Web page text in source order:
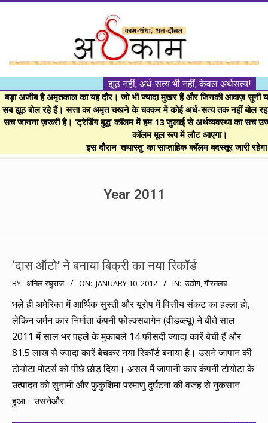
।।
अर्थकाम।।
BE
FINANCIALLY
झूठ नहीं, अर्ध-सत्य भी नहीं, केवल अर्थसत्य!
बड़ा अजीब है अमृतकाल का यह दौर। जो भी ज्यादा मुखर हैं और जिनकी आवाज़ सुनी
सब झूठ बोल रहे हैं। सत्ता का अमृत चखने के चक्कर में कोई अर्ध-सत्य तक नहीं बोल
सच जानना ज़रूरी है। ‘ट्रेडिंग बुद्ध’ कॉलम में हम 13 जुलाई से अर्थव्यवस्था का सच
कॉलम मूल रूप में लौट आएगा।
इस दौरान ‘तथास्तु’ का साप्ताहिक कॉलम बदस्तूर जारी
Year 2011
‘दास ऑटो’ ने बनाया बिक्री का नया रिकॉर्ड
2012-
01-
10
BY: अनिल रघुराज ON: JANUARY 10, 2012 IN: उद्योग,गौरतलब
भले ही अमेरिका में आर्थिक सुस्ती और यूरोप में वित्तीय संकट का हल्ला हो,
लेकिन जर्मन कार निर्माता कंपनी फोल्क्सवागेन (वीडब्ल्यू) ने बीते साल
2011 में साल भर पहले के मुकाबले 14 फीसदी ज्यादा कारें बेची हैं और
81.5 लाख से ज्यादा कारें बेचकर नया रिकॉर्ड बनाया है। उसने जापान की
टोयोटा मोटर्स को पीछे छोड़ दिया। असल में जापानी कार कंपनी टोयोटा के
उत्पादन को सुनामी और फुकुशिमा परमाणु दुर्घटना की वजह से नुकसान
हुआ। उसनेऔर